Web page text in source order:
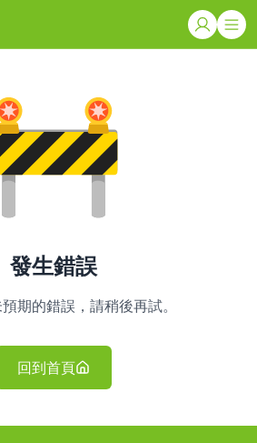
發生錯誤
期的錯誤，請稍後再試。
回到首頁